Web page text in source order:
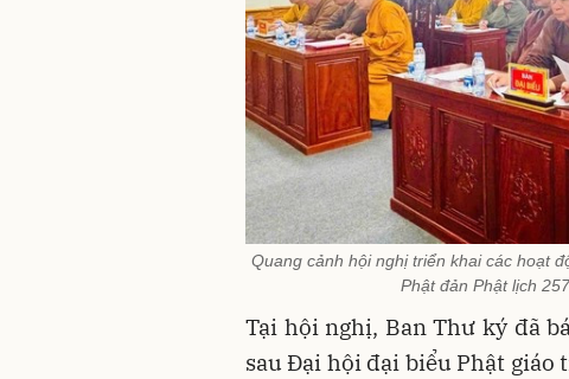
Quang cảnh hội nghị triển khai các hoạt
Phật đản Phật lịch
Tại hội nghị, Ban Thư ký đã
sau Đại hội đại biểu Phật